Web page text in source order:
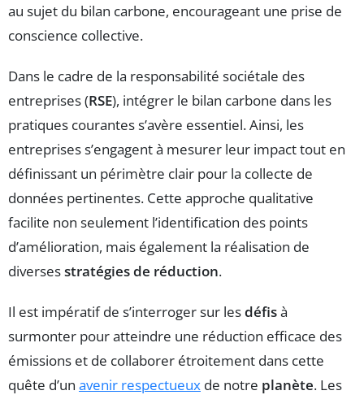
au sujet du bilan carbone, encourageant une prise de
conscience collective.
Dans le cadre de la responsabilité sociétale des
entreprises (RSE), intégrer le bilan carbone dans les
pratiques courantes s’avère essentiel. Ainsi, les
entreprises s’engagent à mesurer leur impact tout en
définissant un périmètre clair pour la collecte de
données pertinentes. Cette approche qualitative
facilite non seulement l’identification des points
d’amélioration, mais également la réalisation de
diversesstratégies de réduction.
Il est impératif de s’interroger sur lesdéfisà
surmonter pour atteindre une réduction efficace des
émissions et de collaborer étroitement dans cette
quête d’un avenir respectueux de notre planète. Les